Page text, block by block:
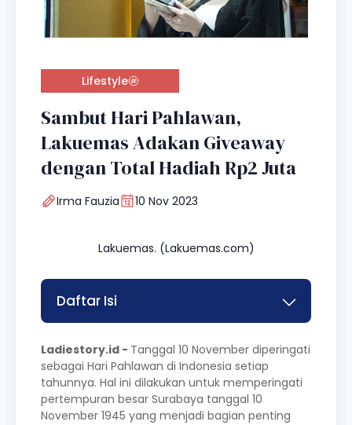
Lifestyle
Sambut Hari Pahlawan,
Lakuemas Adakan Giveaway
dengan Total Hadiah Rp2 Juta
Irma Fauzia 10 Nov 2023
Lakuemas. (Lakuemas.com)
Daftar Isi
Ladiestory.id - Tanggal 10 November diperingati
sebagai Hari Pahlawan di Indonesia setiap
tahunnya. Hal ini dilakukan untuk memperingati
pertempuran besar Surabaya tanggal 10
November 1945 yang menjadi bagian penting